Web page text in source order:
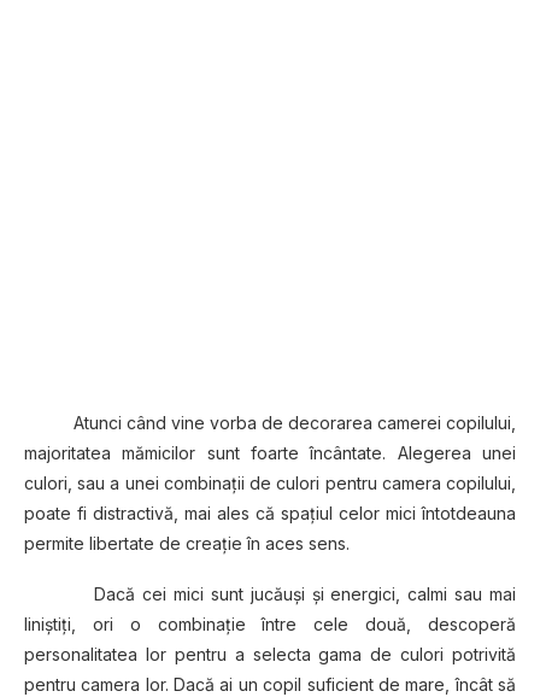
Atunci când vine vorba de decorarea camerei copilului,
majoritatea mămicilor sunt foarte încântate. Alegerea unei
culori, sau a unei combinaţii de culori pentru camera copilului,
poate fi distractivă, mai ales că spaţiul celor mici întotdeauna
permite libertate de creaţie în aces sens.
Dacă cei mici sunt jucăuşi şi energici, calmi sau mai
liniştiţi, ori o combinaţie între cele două, descoperă
personalitatea lor pentru a selecta gama de culori potrivită
pentru camera lor. Dacă ai un copil suficient de mare, încât să